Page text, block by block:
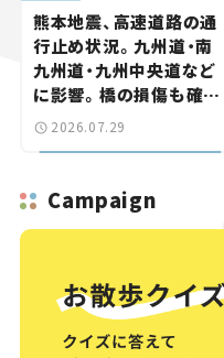
熊本地震、高速道路の通
行止め状況。九州道・南
九州道・九州中央道など
に影響。橋の損傷も確認
【道路のニュース】
2026.07.29
Campaign